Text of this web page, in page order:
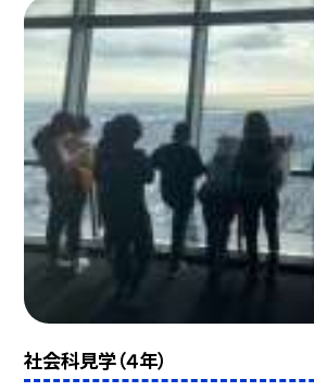
社会科見学（４年）